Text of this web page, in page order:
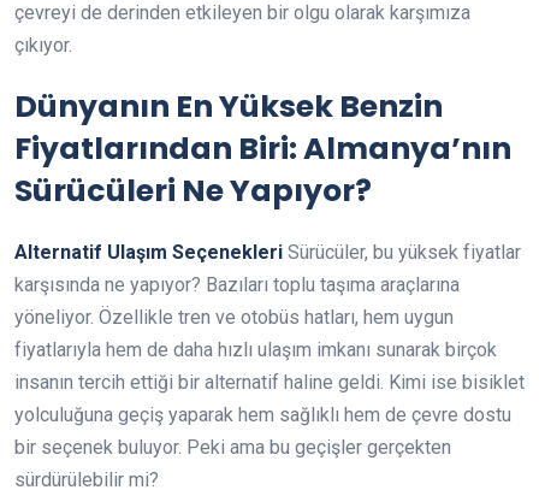
çevreyi de derinden etkileyen bir olgu olarak karşımıza
çıkıyor.
Dünyanın En Yüksek Benzin
Fiyatlarından Biri: Almanya’nın
Sürücüleri Ne Yapıyor?
Alternatif Ulaşım Seçenekleri Sürücüler, bu yüksek fiyatlar
karşısında ne yapıyor? Bazıları toplu taşıma araçlarına
yöneliyor. Özellikle tren ve otobüs hatları, hem uygun
fiyatlarıyla hem de daha hızlı ulaşım imkanı sunarak birçok
insanın tercih ettiği bir alternatif haline geldi. Kimi ise bisiklet
yolculuğuna geçiş yaparak hem sağlıklı hem de çevre dostu
bir seçenek buluyor. Peki ama bu geçişler gerçekten
sürdürülebilir mi?